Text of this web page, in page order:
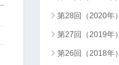
第28回（2020年）
第27回（2019年）
第26回（2018年）